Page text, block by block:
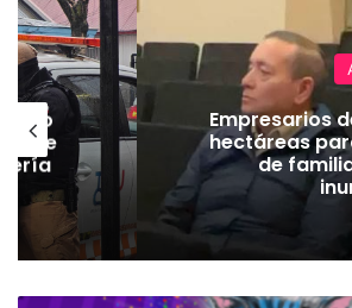
de
Empresarios
hectáreas
de